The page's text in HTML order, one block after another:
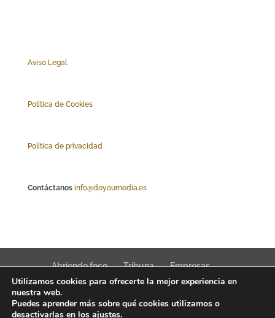
Aviso Legal
Política de Cookies
Política de privacidad
Contáctanos info@doyoumedia.es
Abriendo foco Tribuna
Empresas
Actualidad
Innovación Tendencias
Utilizamos cookies para ofrecerte la mejor experiencia en
nuestra web.
Puedes aprender más sobre qué cookies utilizamos o
desactivarlas en los ajustes.